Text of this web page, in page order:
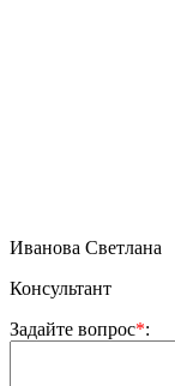
Иванова Светлана
Консультант
Задайте вопрос*: